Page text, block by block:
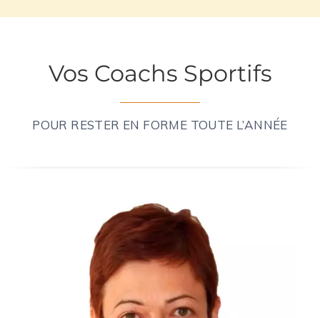
Vos Coachs Sportifs
POUR RESTER EN FORME TOUTE L’ANNÉE